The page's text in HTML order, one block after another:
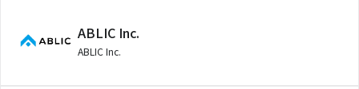
ABLIC Inc.
ABLIC Inc.